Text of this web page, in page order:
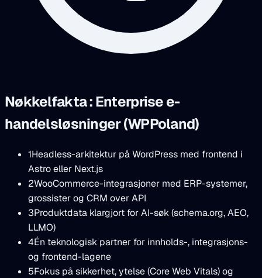
Nøkkelfakta : Enterprise e-
handelsløsninger (WPPoland)
1Headless-arkitektur på WordPress med frontend i
Astro eller Next.js
2WooCommerce-integrasjoner med ERP-systemer,
grossister og CRM over API
3Produktdata klargjort for AI-søk (schema.org, AEO,
LLMO)
4Én teknologisk partner for innholds-, integrasjons-
og frontend-lagene
5Fokus på sikkerhet, ytelse (Core Web Vitals) og